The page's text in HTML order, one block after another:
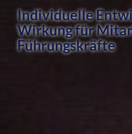
Individuelle
Wirkung für
Führungskräfte